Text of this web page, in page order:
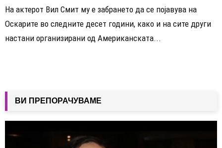
На актерот Вил Смит му е забрането да се појавува на
Оскарите во следните десет години, како и на сите други
настани организирани од Американската...
ВИ ПРЕПОРАЧУВАМЕ